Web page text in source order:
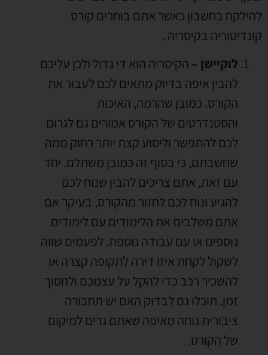
להילקח בחשבון כאשר אתם בוחרים קורס
קונדיטוריה בקיסריה .
לוקיישן – הקיסריה הוא די גדול ולכן עליכם
להבין איפה בדיוק מתאים לכם לעבור את
הקורס. כמובן שהרמה, האיכות
והסטנדרטים של הקורס אמורים גם לגרום
לכם להתפשר וליסוע קצת יותר רחוק ממה
שחשבתם, כי בסוף זה כמובן משתלם. יחד
עם זאת, אתם צריכים להבין שנוח לכם
להגיע ונוח לכם לחזור מהקורס, בעיקר אם
אתם משלבים את הלימודים עם לימודים
נוספים או עם עבודה נוספת. לפעמים שווה
לשקול לקחת איזו דירה לתקופה קצרה או
להשכיר רכב כדי להקל על עצמכם ולחסוך
זמן. תוכלו גם לבדוק האם יש תחבורה
ציבורית נוחה מאיפה שאתם גרים למיקום
של הקורס.